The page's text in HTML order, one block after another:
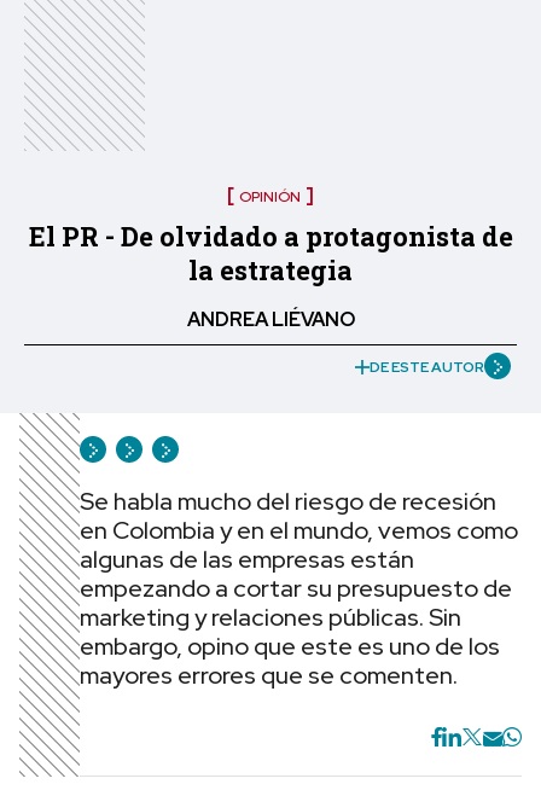
OPINIÓN
El PR - De olvidado a protagonista de
la estrategia
ANDREA LIÉVANO
DE ESTE AUTOR
Se habla mucho del riesgo de recesión
en Colombia y en el mundo, vemos como
algunas de las empresas están
empezando a cortar su presupuesto de
marketing y relaciones públicas. Sin
embargo, opino que este es uno de los
mayores errores que se comenten.